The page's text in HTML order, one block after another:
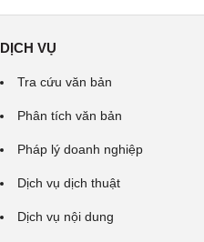
DỊCH VỤ
Tra cứu văn bản
Phân tích văn bản
Pháp lý doanh nghiệp
Dịch vụ dịch thuật
Dịch vụ nội dung